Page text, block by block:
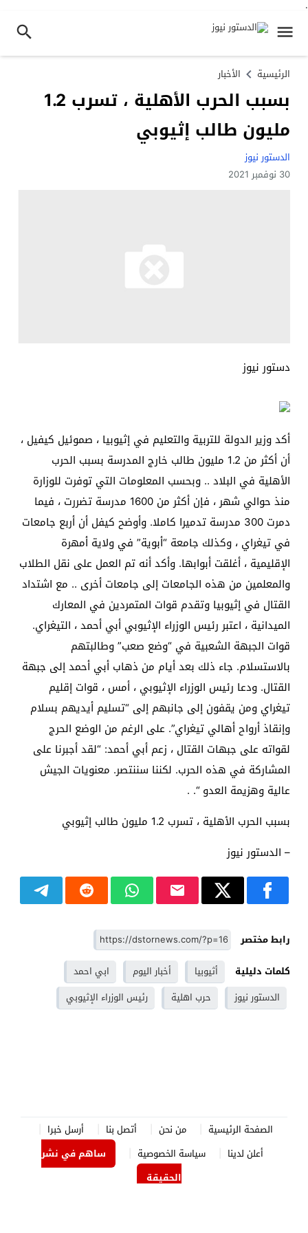
.
الرئيسية الأخبار
بسبب الحرب الأهلية ، تسرب 1.2
مليون طالب إثيوبي
الدستور نيوز
30 نوفمبر 2021
دستور نيوز
أكد وزير الدولة للتربية والتعليم في إثيوبيا ، صموئيل كيفيل ،
أن أكثر من 1.2 مليون طالب خارج المدرسة بسبب الحرب
الأهلية في البلاد .. وبحسب المعلومات التي توفرت للوزارة
منذ حوالي شهر ، فإن أكثر من 1600 مدرسة تضررت ، فيما
دمرت 300 مدرسة تدميرا كاملا. وأوضح كيفل أن أربع جامعات
في تيغراي ، وكذلك جامعة “أبوية” في ولاية أمهرة
الإقليمية ، أغلقت أبوابها. وأكد أنه تم العمل على نقل الطلاب
والمعلمين من هذه الجامعات إلى جامعات أخرى .. مع اشتداد
القتال في إثيوبيا وتقدم قوات المتمردين في المعارك
الميدانية ، اعتبر رئيس الوزراء الإثيوبي أبي أحمد ، التيغراي.
قوات الجبهة الشعبية في “وضع صعب” وطالبتهم
بالاستسلام. جاء ذلك بعد أيام من ذهاب أبي أحمد إلى جبهة
القتال. ودعا رئيس الوزراء الإثيوبي ، أمس ، قوات إقليم
تيغراي ومن يقفون إلى جانبهم إلى “تسليم أيديهم بسلام
وإنقاذ أرواح أهالي تيغراي”. على الرغم من الوضع الحرج
لقواته على جبهات القتال ، زعم أبي أحمد: “لقد أجبرنا على
المشاركة في هذه الحرب. لكننا سننتصر. معنويات الجيش
عالية وهزيمة العدو “. .
بسبب الحرب الأهلية ، تسرب 1.2 مليون طالب إثيوبي
– الدستور نيوز
رابط مختصر
كلمات دليلية
أثيوبيا أخبار اليوم
ابي احمد
الدستور نيوز
حرب اهلية رئيس الوزراء الإثيوبي
الصفحة الرئيسية من نحن أتصل بنا
أرسل خبرا
أعلن لدينا
سياسة الخصوصية
ساهم في نشر
الحقيقة